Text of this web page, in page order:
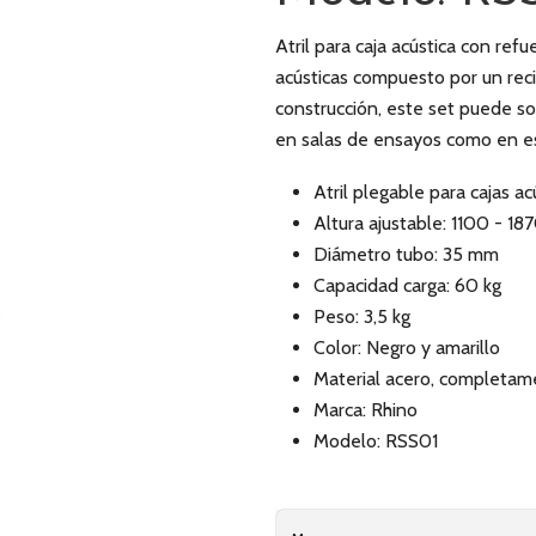
Atril para caja acústica con
acústicas compuesto por un
construcción, este set puede
en salas de ensayos como en
Atril plegable para cajas
Altura ajustable: 1100 -
Diámetro tubo: 35 mm
Capacidad carga: 60 kg
Peso: 3,5 kg
Color: Negro y amarillo
Material acero,
Marca: Rhino
Modelo: RSS01